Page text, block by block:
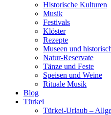
Historische Kulturen
Musik
Festivals
Klöster
Rezepte
Museen und
Natur-Reservate
Tänze und Feste
Speisen und Weine
Rituale Musik
Blog
Türkei
Türkei-Urlaub –